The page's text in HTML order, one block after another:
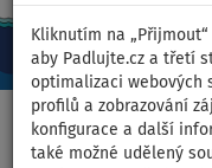
Kliknutím na
aby Padlujte.cz a třetí
optimalizaci webových
profilů a zobrazování
konfigurace a další
také možné udělený
Domů >Nafukovací